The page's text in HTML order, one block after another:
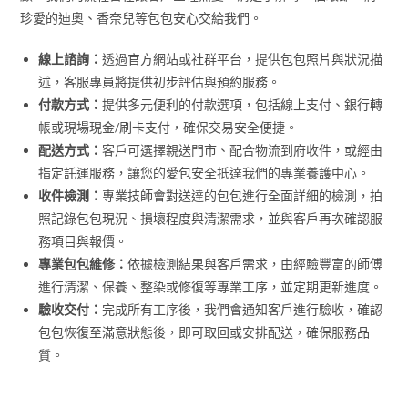
珍愛的迪奧、香奈兒等包包安心交給我們。
線上諮詢：透過官方網站或社群平台，提供包包照片與狀況描
述，客服專員將提供初步評估與預約服務。
付款方式：提供多元便利的付款選項，包括線上支付、銀行轉
帳或現場現金/刷卡支付，確保交易安全便捷。
配送方式：客戶可選擇親送門市、配合物流到府收件，或經由
指定託運服務，讓您的愛包安全抵達我們的專業養護中心。
收件檢測：專業技師會對送達的包包進行全面詳細的檢測，拍
照記錄包包現況、損壞程度與清潔需求，並與客戶再次確認服
務項目與報價。
專業包包維修：依據檢測結果與客戶需求，由經驗豐富的師傅
進行清潔、保養、整染或修復等專業工序，並定期更新進度。
驗收交付：完成所有工序後，我們會通知客戶進行驗收，確認
包包恢復至滿意狀態後，即可取回或安排配送，確保服務品
質。